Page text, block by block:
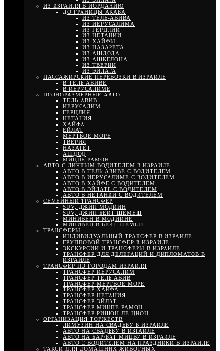
ИЗ ИЗРАИЛЯ В ИОРДАНИЮ
ДО ГРАНИЦЫ АКАБА
ИЗ ТЕЛЬ-АВИВА
ИЗ ИЕРУСАЛИМА
ИЗ ГЕРЦЛИИ
ИЗ НЕТАНИИ
ИЗ ХАЙФЫ
ИЗ НАЗАРЕТА
ИЗ АШДОДА
ИЗ АШКЕЛОНА
ИЗ ТВЕРИИ
ИЗ ЭЙЛАТА
ПАССАЖИРСКИЕ ПЕРЕВОЗКИ В ИЗРАИЛЕ
В ТЕЛЬ АВИВЕ
В ИЕРУСАЛИМЕ
ПОЛНОРАЗМЕРНЫЕ АВТО
ТЕЛЬ-АВИВ
ИЕРУСАЛИМ
ГЕРЦЛИЯ
НЕТАНИЯ
ХАЙФА
ЕЙЛАТ
МЕРТВОЕ МОРЕ
ТВЕРИЯ
НАЗАРЕТ
АШДОД
МИЦПЕ РАМОН
АВТО С ЛИЧНЫМ ВОДИТЕЛЕМ В ИЗРАИЛЕ
АВТО В ТЕЛЬ АВИВЕ С ВОДИТЕЛЕМ
АВТО В ИЕРУСАЛИМЕ С ВОДИТЕЛЕМ
АВТО В ХАЙФЕ С ВОДИТЕЛЕМ
АВТО В ЭЙЛАТЕ С ВОДИТЕЛЕМ
АВТО В НЕТАНИИ С ВОДИТЕЛЕМ
СЕМЕЙНЫЙ ТРАНСФЕР
SUV, ДЖИП МОДИИН
SUV, ДЖИП БЕЙТ ШЕМЕШ
МИНИВЕН В МОДИИНЕ
МИНИВЕН В БЕЙТ ШЕМЕШ
ТРАНСФЕРЫ
ИНДИВИДУАЛЬНЫЙ ТРАНСФЕР В ИЗРАИЛЕ
ГРУППОВОЙ ТРАНСФЕР В ИЗРАИЛЕ
ЭКСКУРСИИ И ТРАНСФЕРЫ В ИЗРАИЛЕ
ТРАНСФЕР ДЛЯ ДЕЛЕГАЦИЙ И ДИПЛОМАТОВ В
ИЗРАИЛЕ
ТРАНСФЕР ПО ГОРОДАМ ИЗРАИЛЯ
ТРАНСФЕР ИЕРУСАЛИМ
ТРАНСФЕР ТЕЛЬ АВИВ
ТРАНСФЕР МЕРТВОЕ МОРЕ
ТРАНСФЕР ХАЙФА
ТРАНСФЕР НЕТАНИЯ
ТРАНСФЕР ЭЙЛАТ
ТРАНСФЕР МИЦПЕ РАМОН
ТРАНСФЕР РИШОН ЛЕ ЦИОН
ОРГАНИЗАЦИЯ ТОРЖЕСТВ
ЛИМУЗИН НА СВАДЬБУ В ИЗРАИЛЕ
АВТО НА СВАДЬБУ В ИЗРАИЛЕ
АВТО НА БАР/БАТ МИЦВУ В ИЗРАИЛЕ
АВТО С ВОДИТЕЛЕМ НА ПРАЗДНИКИ В ИЗРАИЛЕ
ТАКСИ ДЛЯ ДОМАШНИХ ЖИВОТНЫХ